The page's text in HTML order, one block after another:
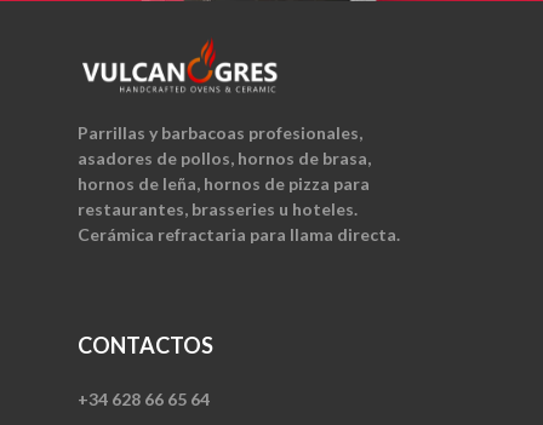
Parrillas y barbacoas profesionales,
asadores de pollos, hornos de brasa,
hornos de leña, hornos de pizza para
restaurantes, brasseries u hoteles.
Cerámica refractaria para llama directa.
+34 628 66 65 64
CONTACTOS